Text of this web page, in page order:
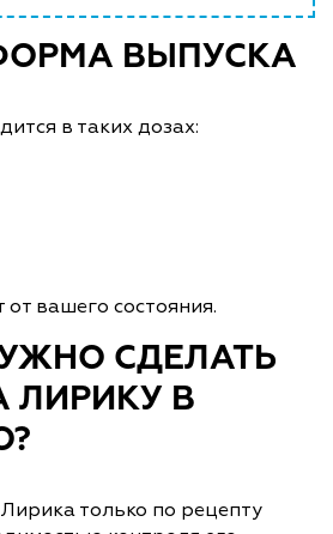
ВЫПУСКА
в таких дозах:
вашего состояния.
СДЕЛАТЬ
ЛИРИКУ В
только по рецепту